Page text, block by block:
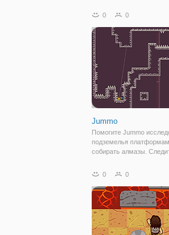
деревни и города
воспитал старый колдун
Трисмегист, и учил, как
0 0
Jummo
Помогите Jummo
подземелья
собирать алмазы.
телепорт умение
стоящие на его пути.
0 0